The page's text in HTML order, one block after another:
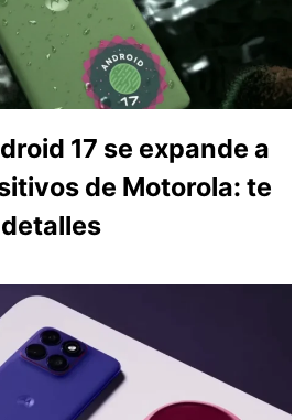
17 se expande a
de Motorola: te